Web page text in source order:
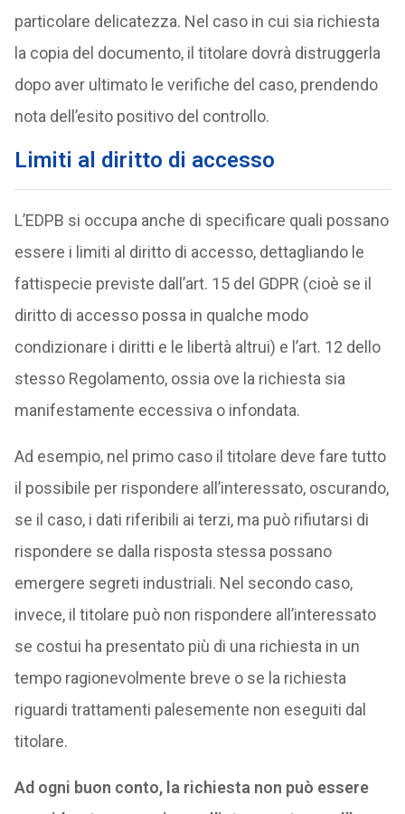
particolare delicatezza. Nel caso in cui sia richiesta
la copia del documento, il titolare dovrà distruggerla
dopo aver ultimato le verifiche del caso, prendendo
nota dell’esito positivo del controllo.
Limiti al diritto di accesso
L’EDPB si occupa anche di specificare quali possano
essere i limiti al diritto di accesso, dettagliando le
fattispecie previste dall’art. 15 del GDPR (cioè se il
diritto di accesso possa in qualche modo
condizionare i diritti e le libertà altrui) e l’art. 12 dello
stesso Regolamento, ossia ove la richiesta sia
manifestamente eccessiva o infondata.
Ad esempio, nel primo caso il titolare deve fare tutto
il possibile per rispondere all’interessato, oscurando,
se il caso, i dati riferibili ai terzi, ma può rifiutarsi di
rispondere se dalla risposta stessa possano
emergere segreti industriali. Nel secondo caso,
invece, il titolare può non rispondere all’interessato
se costui ha presentato più di una richiesta in un
tempo ragionevolmente breve o se la richiesta
riguardi trattamenti palesemente non eseguiti dal
titolare.
Ad ogni buon conto, la richiesta non può essere